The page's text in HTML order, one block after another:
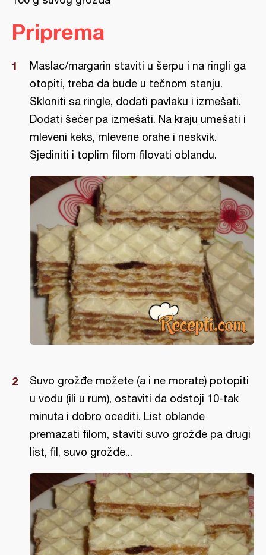
Priprema
Maslac/margarin staviti u šerpu i na ringli ga
otopiti, treba da bude u tečnom stanju.
Skloniti sa ringle, dodati pavlaku i izmešati.
Dodati šećer pa izmešati. Na kraju umešati i
mleveni keks, mlevene orahe i neskvik.
Sjediniti i toplim filom filovati oblandu.
Suvo grožđe možete (a i ne morate) potopiti
u vodu (ili u rum), ostaviti da odstoji 10-tak
minuta i dobro ocediti. List oblande
premazati filom, staviti suvo grožđe pa drugi
list, fil, suvo grožđe...